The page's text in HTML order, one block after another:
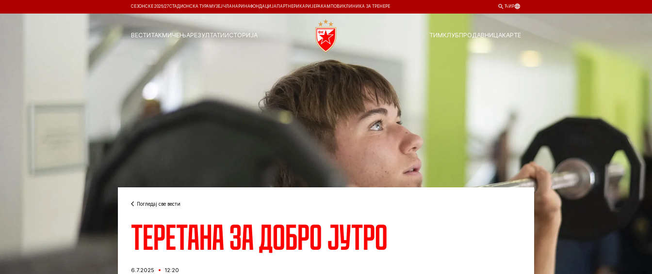
СЕЗОНСКЕ 2026/27СТАДИОНСКА ТУРА МУЗЕЈ ЧЛАНАРИНАФОНДАЦИЈА ПАРТНЕРИ КАРИЈЕРА КАМПОВИ КЛИНИКА ЗА ТРЕНЕРЕ ЋИР
ВЕСТИТАКМИЧЕЊАРЕЗУЛТАТИИСТОРИЈА ТИМКЛУБПРОДАВНИЦАКАРТЕ
Погледај све вести
Теретана за добро јутро
6.7.2025 12:20